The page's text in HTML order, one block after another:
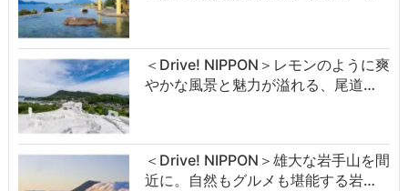
＜Drive! NIPPON＞レモンのように爽
やかな風景と魅力が溢れる、尾道…
＜Drive! NIPPON＞雄大な岩手山を間
近に。自然もグルメも堪能する岩…